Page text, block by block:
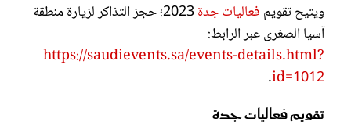
ويتيح تقويم فعاليات جدة
2023؛ حجز التذاكر لزيارة منطقة
آسيا الصغرى عبر الرابط:
https://saudievents.sa/events-details.html?
id=1012
.
تقويم فعاليات جدة